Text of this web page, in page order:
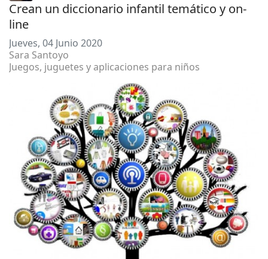
Crean un diccionario infantil temático y on-
line
Jueves, 04 Junio 2020
Sara Santoyo
Juegos, juguetes y aplicaciones para niños